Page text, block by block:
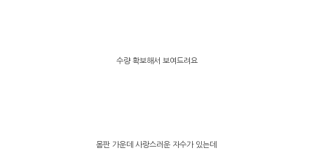
수량 확보해서 보여드려요
몸판 가운데 사랑스러운 자수가 있는데